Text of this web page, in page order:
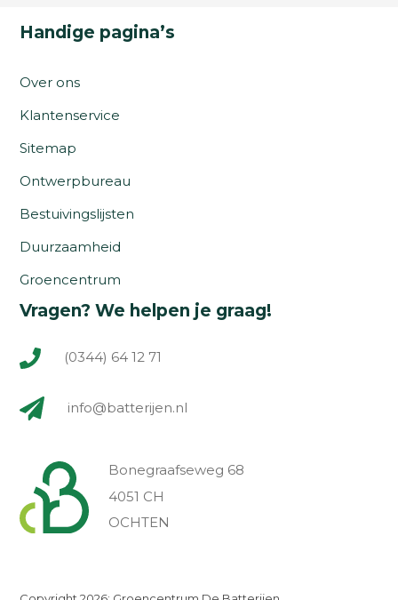
Handige pagina’s
Over ons
Klantenservice
Sitemap
Ontwerpbureau
Bestuivingslijsten
Duurzaamheid
Groencentrum
Vragen? We helpen je graag!
(0344) 64 12 71
info@batterijen.nl
Bonegraafseweg 68
4051 CH
OCHTEN